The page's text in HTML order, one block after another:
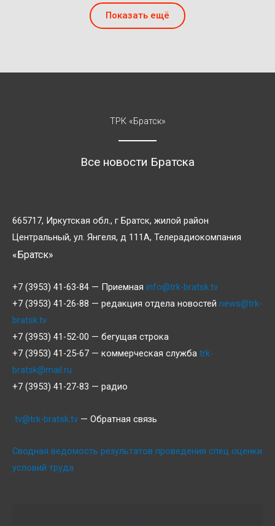
Показать ещё
ТРК «Братск»
Все новости Братска
665717, Иркутская обл., г Братск, жилой район
Центральный, ул. Янгеля, д 111А, Телерадиокомпания
«Братск»
+7 (3953) 41-63-84 — Приемная info@trk-bratsk.tv
+7 (3953) 41-26-88 — редакция отдела новостей news@trk-
bratsk.tv
+7 (3953) 41-52-00 — бегущая строка
+7 (3953) 41-25-67 — коммерческая служба trk-
bratsk@mail.ru
+7 (3953) 41-27-83 — радио
tv@trk-bratsk.tv — Обратная связь
Сводная ведомость результатов проведения спец оценки
условий труда